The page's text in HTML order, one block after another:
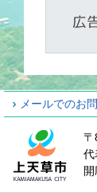
メールでのお
代